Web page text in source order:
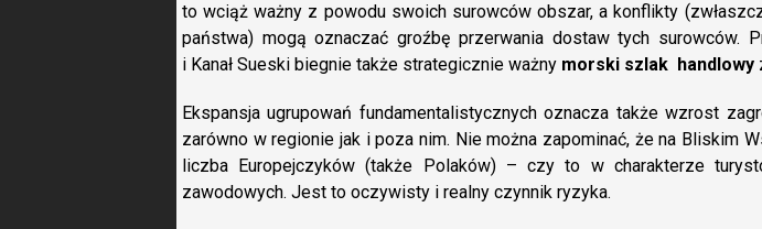
to wciąż ważny z powodu swoich surowców obszar, a konflikty
państwa) mogą oznaczać groźbę przerwania dostaw tych surowców.
i Kanał Sueski biegnie także strategicznie ważny morski szlak handlowy
Ekspansja ugrupowań fundamentalistycznych oznacza także wzrost
zarówno w regionie jak i poza nim. Nie można zapominać, że na Bliskim
liczba Europejczyków (także Polaków) – czy to w charakterze
zawodowych. Jest to oczywisty i realny czynnik ryzyka.